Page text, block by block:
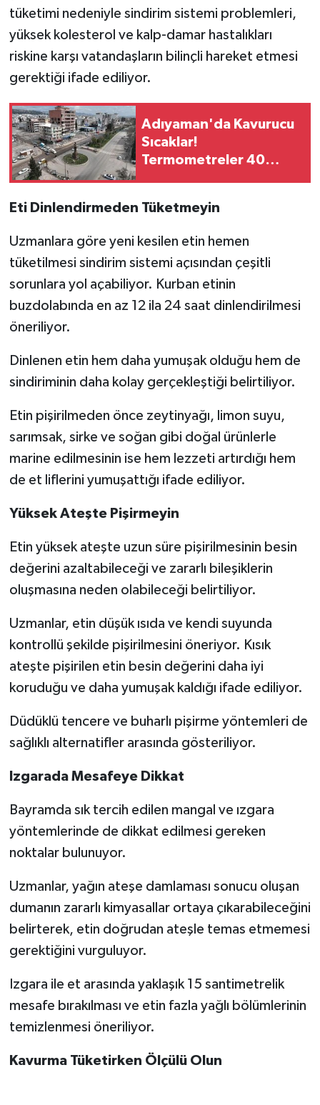
tüketimi nedeniyle sindirim sistemi problemleri,
yüksek kolesterol ve kalp-damar hastalıkları
riskine karşı vatandaşların bilinçli hareket etmesi
gerektiği ifade ediliyor.
Adıyaman'da Kavurucu
Sıcaklar!
Termometreler 40
Eti Dinlendirmeden Tüketmeyin
Uzmanlara göre yeni kesilen etin hemen
tüketilmesi sindirim sistemi açısından çeşitli
sorunlara yol açabiliyor. Kurban etinin
buzdolabında en az 12 ila 24 saat dinlendirilmesi
öneriliyor.
Dinlenen etin hem daha yumuşak olduğu hem de
sindiriminin daha kolay gerçekleştiği belirtiliyor.
Etin pişirilmeden önce zeytinyağı, limon suyu,
sarımsak, sirke ve soğan gibi doğal ürünlerle
marine edilmesinin ise hem lezzeti artırdığı hem
de et liflerini yumuşattığı ifade ediliyor.
Yüksek Ateşte Pişirmeyin
Etin yüksek ateşte uzun süre pişirilmesinin besin
değerini azaltabileceği ve zararlı bileşiklerin
oluşmasına neden olabileceği belirtiliyor.
Uzmanlar, etin düşük ısıda ve kendi suyunda
kontrollü şekilde pişirilmesini öneriyor. Kısık
ateşte pişirilen etin besin değerini daha iyi
koruduğu ve daha yumuşak kaldığı ifade ediliyor.
Düdüklü tencere ve buharlı pişirme yöntemleri de
sağlıklı alternatifler arasında gösteriliyor.
Izgarada Mesafeye Dikkat
Bayramda sık tercih edilen mangal ve ızgara
yöntemlerinde de dikkat edilmesi gereken
noktalar bulunuyor.
Uzmanlar, yağın ateşe damlaması sonucu oluşan
dumanın zararlı kimyasallar ortaya çıkarabileceğini
belirterek, etin doğrudan ateşle temas etmemesi
gerektiğini vurguluyor.
Izgara ile et arasında yaklaşık 15 santimetrelik
mesafe bırakılması ve etin fazla yağlı bölümlerinin
temizlenmesi öneriliyor.
Kavurma Tüketirken Ölçülü Olun